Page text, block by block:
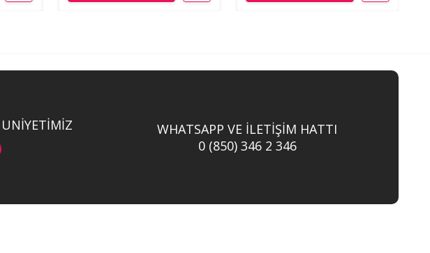
WHATSAPP VE İLETİŞİM HATTI
0 (850) 346 2 346